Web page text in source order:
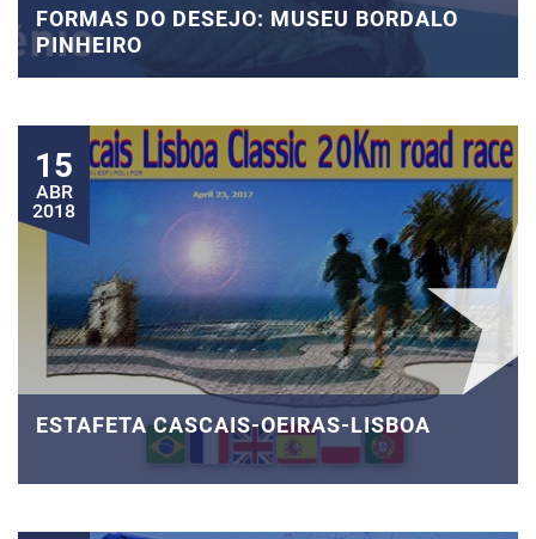
FORMAS DO DESEJO: MUSEU BORDALO
PINHEIRO
15
ABR
2018
ESTAFETA CASCAIS-OEIRAS-LISBOA